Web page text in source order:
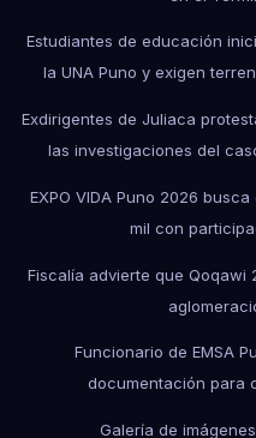
Estudiantes de educación
la UNA Puno y exigen
Exdirigentes de Juliaca
las investigaciones del
EXPO VIDA Puno 2026
mil con
Fiscalía advierte que Qoqawi
Funcionario de EMSA
documentación para
Galería de